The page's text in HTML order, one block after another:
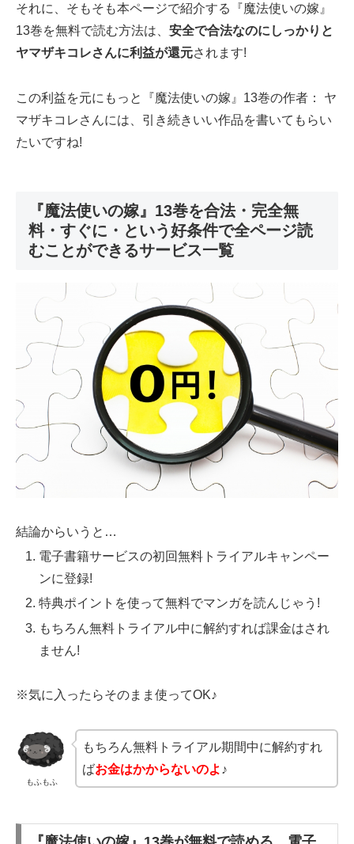
それに、そもそも本ページで紹介する『魔法使いの嫁』
13巻を無料で読む方法は、 安全で合法なのにしっかりと
ヤマザキコレさんに利益が還元されます!
この利益を元にもっと『魔法使いの嫁』13巻の作者： ヤ
マザキコレさんには、引き続きいい作品を書いてもらい
たいですね!
『魔法使いの嫁』13巻を合法・完全無
料・すぐに・という好条件で全ページ読
むことができるサービス一覧
結論からいうと…
電子書籍サービスの初回無料トライアルキャンペー
ンに登録!
特典ポイントを使って無料でマンガを読んじゃう!
もちろん無料トライアル中に解約すれば課金はされ
ません!
※気に入ったらそのまま使ってOK♪
もふもふ
もちろん無料トライアル期間中に解約すれ
ばお金はかからないのよ ♪